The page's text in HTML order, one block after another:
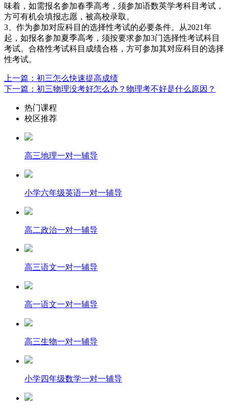
味着，如需报名参加春季高考，须参加语数英学考科目考试，
方可有机会填报志愿，被高校录取。
3、作为参加对应科目的选择性考试的必要条件。从2021年
起，如报名参加夏季高考，须按要求参加3门选择性考试科目
考试。合格性考试科目成绩合格，方可参加其对应科目的选择
性考试。
上一篇：初三怎么快速提高成绩
下一篇：初三物理没考好怎么办？物理考不好是什么原因？
热门课程
校区推荐
高三地理一对一辅导
小学六年级英语一对一辅导
高二政治一对一辅导
高三语文一对一辅导
高一语文一对一辅导
高三生物一对一辅导
小学四年级数学一对一辅导